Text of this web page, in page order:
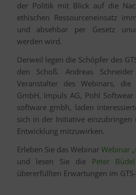
der Politik mit Blick auf die
ethischen Ressourceneinsatz
und absehbar per Gesetz
werden wird.
Derweil legen die Schöpfer des
den Schoß. Andreas
Veranstalter des Webinars, die
GmbH, Impuls AG, Pohl
software gmbh, laden
sich in der Initiative einzubringen
Entwicklung mitzuwirken.
Erleben Sie das Webinar Webinar
und lesen Sie die Peter
übererfüllten Erwartungen im